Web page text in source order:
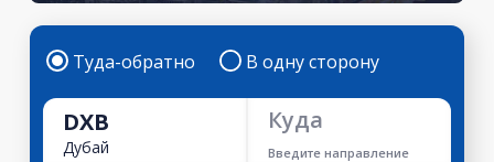
Туда-обратно В одну сторону
DXB
Дубай
Куда
Введите направление